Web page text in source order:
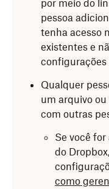
SelecionePode
Adicione uma
Clique em
A pessoa ou grupo
para o arquivo ou
Toque para
comentar e
comentar, mas
Toque em
Mensagem
mensagem, se
Toque em
por meio do
pessoa
tenha acesso
existentes e
configurações
Qualquer
um arquivo
com outras
Se você
do
como